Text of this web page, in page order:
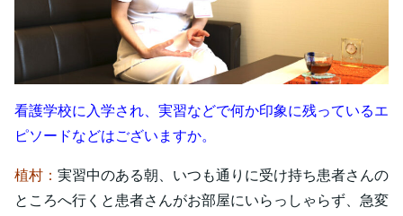
看護学校に入学され、実習などで何か印象に残っているエ
ピソードなどはございますか。
植村： 実習中のある朝、いつも通りに受け持ち患者さんの
ところへ行くと患者さんがお部屋にいらっしゃらず、急変